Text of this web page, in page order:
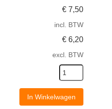
€ 7,50
incl. BTW
€ 6,20
excl. BTW
In Winkelwagen